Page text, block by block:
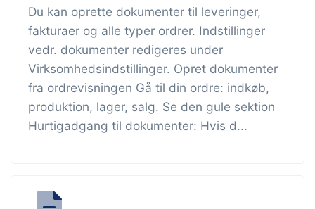
Du kan oprette dokumenter til leveringer,
fakturaer og alle typer ordrer. Indstillinger
vedr. dokumenter redigeres under
Virksomhedsindstillinger. Opret dokumenter
fra ordrevisningen Gå til din ordre: indkøb,
produktion, lager, salg. Se den gule sektion
Hurtigadgang til dokumenter: Hvis d...